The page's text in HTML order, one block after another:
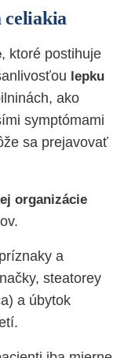
celiakia
, ktoré postihuje
lepku
ako
symptómami
sa prejavovať
organizácie
a
steatorey
a úbytok